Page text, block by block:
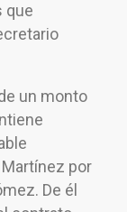
que
un monto
por
De él